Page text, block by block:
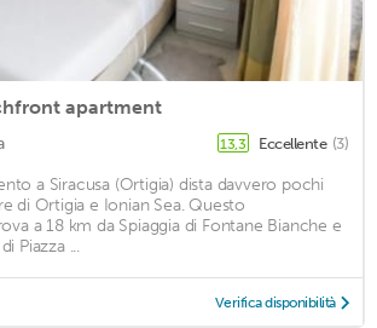
apartment
13,3 Eccellente (3)
a Siracusa (Ortigia) dista davvero pochi
di Ortigia e Ionian Sea. Questo
a 18 km da Spiaggia di Fontane Bianche e
Piazza ...
Verifica disponibilità